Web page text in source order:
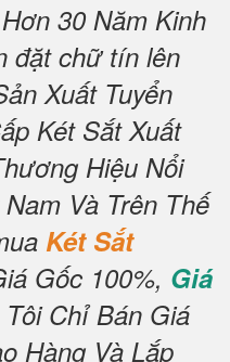
30 Năm Kinh
đặt chữ tín lên
Xuất Tuyển
Két Sắt Xuất
Hiệu Nổi
Và Trên Thế
Két Sắt
Gốc 100%, Giá
Chỉ Bán Giá
Hàng Và Lắp